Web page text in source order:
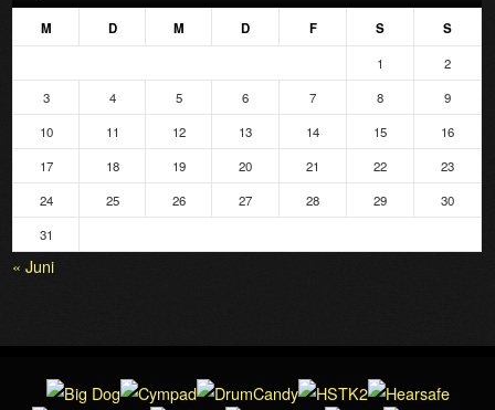
M D M D F S S
1
2
3
4 5 6 7 8
9
10
11 12 13 14 15
16
17
18 19 20 21 22
23
24
25 26 27 28 29
30
31
« Juni